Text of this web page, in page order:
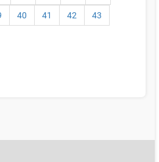
40 41 42 43